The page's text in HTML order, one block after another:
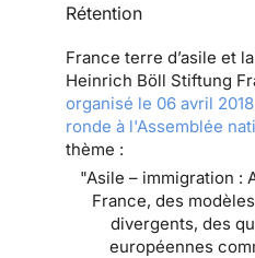
Rétention
France terre d’asile et
Heinrich Böll Stiftung
organisé le 06 avril
ronde à l'Assemblée
thème :
"Asile – immigration :
France, des
divergents, des
européennes